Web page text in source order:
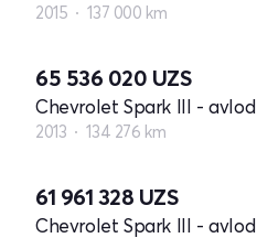
2015 137 000 km
65 536 020 UZS
Chevrolet Spark III - avlod
2013 134 276 km
61 961 328 UZS
Chevrolet Spark III - avlod